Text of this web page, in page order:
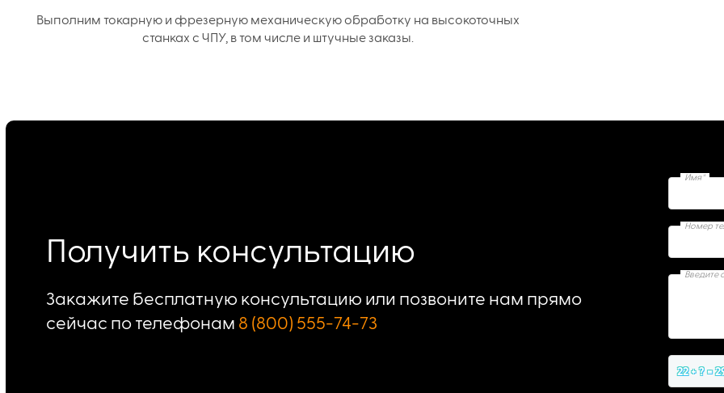
Выполним токарную и фрезерную механическую обработку на высокоточных
станках с ЧПУ, в том числе и штучные заказы.
Получить консультацию
Закажите бесплатную консультацию или позвоните нам прямо
сейчас по телефонам 8 (800) 555-74-73
Имя*
Номер
Введите
22 + ? =